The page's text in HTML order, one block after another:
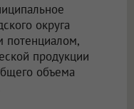
округа
потенциалом,
продукции
объема